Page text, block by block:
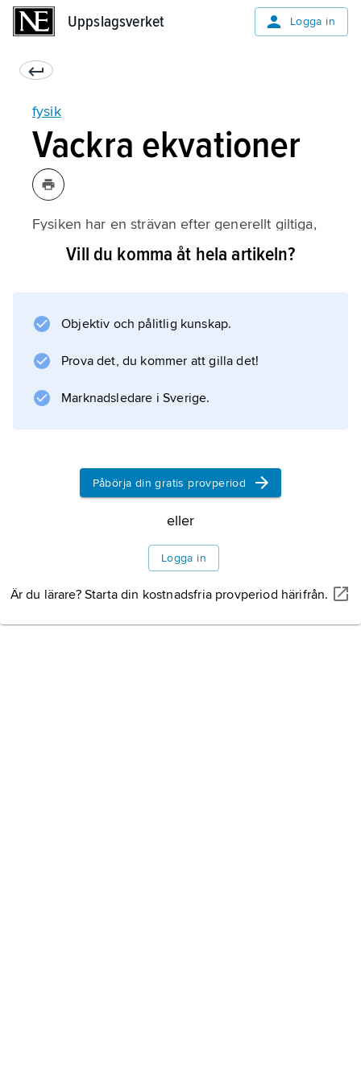
Uppslagsverket Logga in
fysik
Vackra ekvationer
Fysiken har en strävan efter generellt giltiga,
kvantitativa utsagor. Fysikaliska storheter
hämta. En teori som kan uttryckas i enkla och
”vackra” ekvationer har lättare att vinna
Vill du komma åt hela artikeln?
Objektiv och pålitlig kunskap.
Prova det, du kommer att gilla det!
Marknadsledare i Sverige.
Påbörja din gratis provperiod
eller
Logga in
Är du lärare? Starta din kostnadsfria provperiod härifrån.